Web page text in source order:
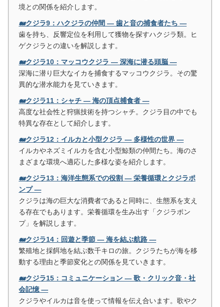
境との関係を紹介します。
🐋クジラ9：ハクジラの仲間 ― 歯と音の捕食者たち ―
歯を持ち、反響定位を利用して獲物を探すハクジラ類。ヒ
ゲクジラとの違いを解説します。
🐋クジラ10：マッコウクジラ ― 深海に潜る頭脳 ―
深海に潜り巨大なイカを捕食するマッコウクジラ。その驚
異的な潜水能力を見ていきます。
🐋クジラ11：シャチ ― 海の頂点捕食者 ―
高度な社会性と狩猟技術を持つシャチ。クジラ目の中でも
特異な存在として紹介します。
🐋クジラ12：イルカと小型クジラ ― 多様性の世界 ―
イルカやネズミイルカを含む小型鯨類の仲間たち。海のさ
まざまな環境へ適応した多様な姿を紹介します。
🐋クジラ13：海洋生態系での役割 ― 栄養循環とクジラポ
ンプ ―
クジラは海の巨大な消費者であると同時に、生態系を支え
る存在でもあります。栄養循環を生み出す「クジラポン
プ」を解説します。
🐋クジラ14：回遊と季節 ― 海を結ぶ航路 ―
繁殖地と採餌地を結ぶ数千キロの旅。クジラたちが海を移
動する理由と季節変化との関係を見ていきます。
🐋クジラ15：コミュニケーション ― 歌・クリック音・社
会記憶 ―
クジラやイルカは音を使って情報を伝え合います。歌やク